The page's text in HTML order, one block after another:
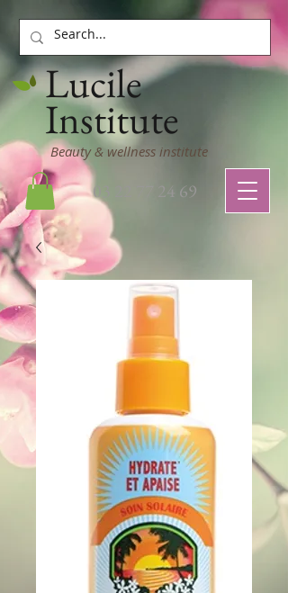
Lucile
Institute
Beauty & wellness institute
03 22 77 24 69